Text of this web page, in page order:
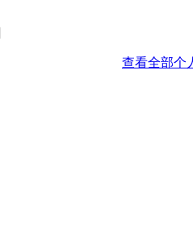
查看全部个